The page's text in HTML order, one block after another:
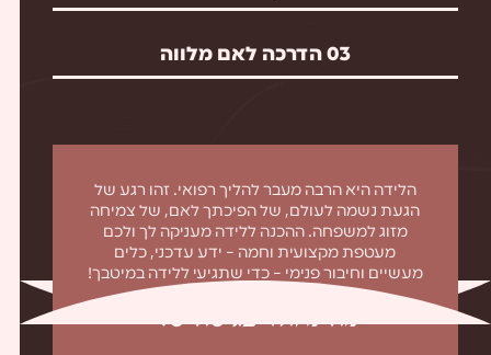
03הדרכה לאם מלווה
הלידה היא הרבה מעבר להליך רפואי. זהו רגע של
הגעת נשמה לעולם, של הפיכתך לאם, של צמיחה
מזוג למשפחה. ההכנה ללידה מעניקה לך ולכם
מעטפת מקצועית וחמה – ידע עדכני, כלים
מעשיים וחיבור פנימי – כדי שתגיעי ללידה במיטבך!
מה מיוחד בגישה שלי